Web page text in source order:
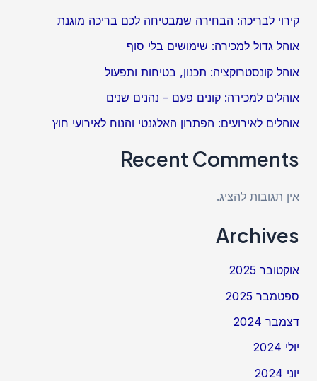
קירוי לבריכה: הבחירה שמבטיחה לכם בריכה מוגנת
אוהל גדול למכירה: שימושים בלי סוף
אוהל קונסטרוקציה: תכנון, בטיחות ותפעול
אוהלים למכירה: קונים פעם – נהנים שנים
אוהלים לאירועים: הפתרון האלגנטי והנוח לאירועי חוץ
Recent Comments
אין תגובות להציג.
Archives
אוקטובר 2025
ספטמבר 2025
דצמבר 2024
יולי 2024
יוני 2024